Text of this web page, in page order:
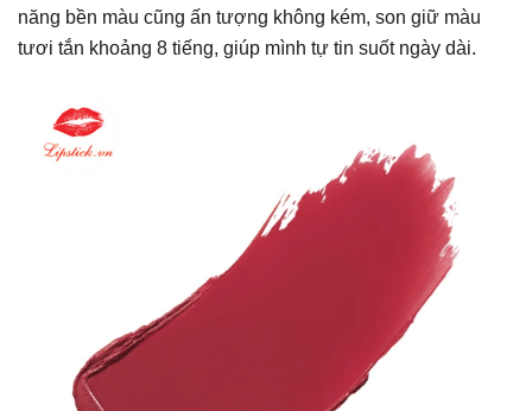
năng bền màu cũng ấn tượng không kém, son giữ màu
tươi tắn khoảng 8 tiếng, giúp mình tự tin suốt ngày dài.